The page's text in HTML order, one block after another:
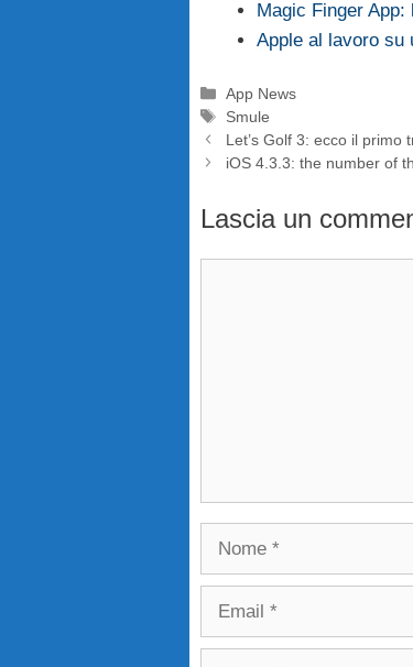
Magic Finger App:
Apple al lavoro su
Categorie
App News
Tag
Smule
Let’s Golf 3: ecco il primo
iOS 4.3.3: the number of
Lascia un